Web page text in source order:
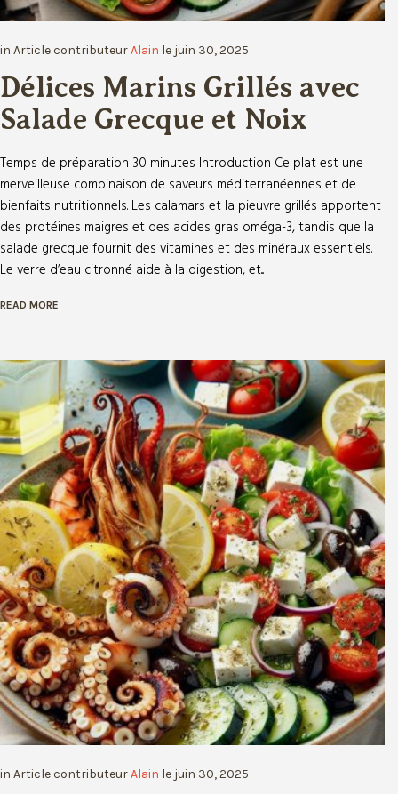
inArticlecontributeurAlainlejuin 30, 2025
Délices Marins Grillés avec
Salade Grecque et Noix
Temps de préparation 30 minutes Introduction Ce plat est une
bienfaits nutritionnels. Les calamars et la pieuvre grillés apportent
des protéines maigres et des acides gras oméga-3, tandis que la
salade grecque fournit des vitamines et des minéraux essentiels.
Le verre d’eau citronné aide à la digestion, et...
READ MORE
inArticlecontributeurAlainle juin 30, 2025
Délice Marin Méditerranéen
Votre nom
Votre e-mail